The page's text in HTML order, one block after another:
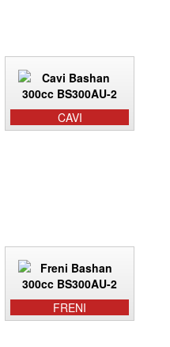
CAVI
FRENI